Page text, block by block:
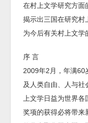
在村上文学研究方面
揭示出三国在研究村
为今后有关村上文学
序 言
2009年2月，年满60
及人类自由、人与社
上文学日益为世界
奖项的获得必将带来